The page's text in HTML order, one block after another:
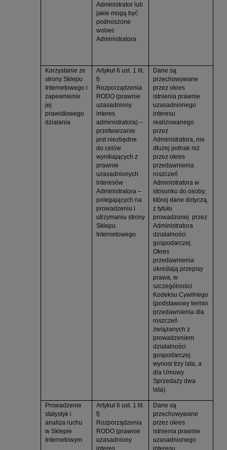
Administrator lub
jakie mogą być
podnoszone
wobec
Administratora
Korzystanie ze
strony Sklepu
Internetowego i
zapewnienie
jej
prawidłowego
działania
Artykuł 6 ust. 1 lit.
f)
Rozporządzenia
RODO (prawnie
uzasadniony
interes
administratora) –
przetwarzanie
jest niezbędne
do celów
wynikających z
prawnie
uzasadnionych
interesów
Administratora –
polegających na
prowadzeniu i
utrzymaniu strony
Sklepu
Internetowego
Dane są
przechowywane
przez okres
istnienia prawnie
uzasadnionego
interesu
realizowanego
przez
Administratora, nie
dłużej jednak niż
przez okres
przedawnienia
roszczeń
Administratora w
stosunku do osoby,
której dane dotyczą,
z tytułu
prowadzonej przez
Administratora
działalności
gospodarczej.
Okres
przedawnienia
określają przepisy
prawa, w
szczególności
Kodeksu Cywilnego
(podstawowy termin
przedawnienia dla
roszczeń
związanych z
prowadzeniem
działalności
gospodarczej
wynosi trzy lata, a
dla Umowy
Sprzedaży dwa
lata).
Prowadzenie
statystyk i
analiza ruchu
w Sklepie
Internetowym
Artykuł 6 ust. 1 lit.
f)
Rozporządzenia
RODO (prawnie
uzasadniony
interes
Dane są
przechowywane
przez okres
istnienia prawnie
uzasadnionego
interesu